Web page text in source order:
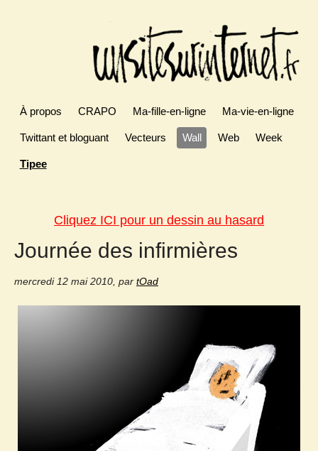
À propos CRAPO Ma-fille-en-ligne Ma-vie-en-ligne
Twittant et bloguant Vecteurs Wall Web Week
Tipee
Cliquez ICI pour un dessin au hasard
Journée des infirmières
mercredi 12 mai 2010, par tOad